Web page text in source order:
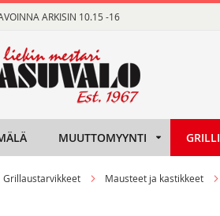
ARKISIN 10.15 -16
MUUTTOMYYNTI
Grillaustarvikkeet Mausteet ja kastikkeet